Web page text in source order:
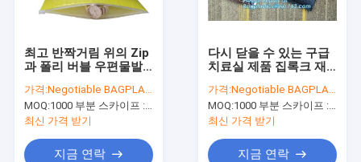
공장 여행
인용문을 요구하세요
최고 반짝거림 위의 Zip
과 폴리 버블 우편물발
슬리를 싸 가방, 금속성
광택이 나는 핑크색 화
장품을 구성합니다
가격:Negotiable BAGPLASTICS@YAHOO.COM
MOQ:1000 부분 스카이프 : 마이데아르닐
최신 가격 받기
지금 연락
다시 닫을 수 있는 구급
치료실 제품 집록크 재
핑크색 백, 슬라이더 지
퍼 실, 집록크 금속성 버
블 비
가격:Negotiable BAGPLASTICS@YAHOO.COM
MOQ:1000 부분 스카이프 : 마이데아르닐
최신 가격 받기
지금 연락